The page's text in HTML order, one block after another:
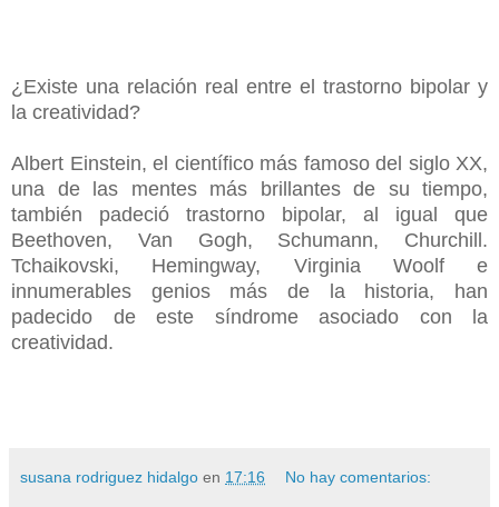
¿Existe una relación real entre el trastorno bipolar y
la creatividad?
Albert Einstein, el científico más famoso del siglo XX,
una de las mentes más brillantes de su tiempo,
también padeció trastorno bipolar, al igual que
Beethoven, Van Gogh, Schumann, Churchill.
Tchaikovski, Hemingway, Virginia Woolf e
innumerables genios más de la historia, han
padecido de este síndrome asociado con la
creatividad.
susana rodriguez hidalgo en 17:16 No hay comentarios: